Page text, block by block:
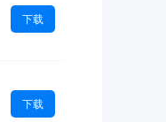
下载
下载